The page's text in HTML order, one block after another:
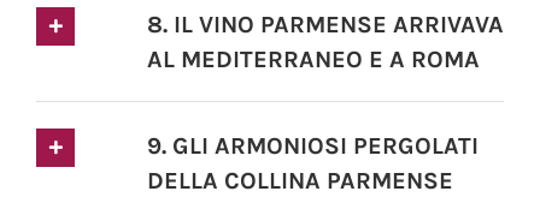
8. IL VINO PARMENSE ARRIVAVA
AL MEDITERRANEO E A ROMA
9. GLI ARMONIOSI PERGOLATI
DELLA COLLINA PARMENSE